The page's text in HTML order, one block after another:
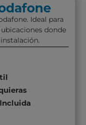
Ideal para
donde